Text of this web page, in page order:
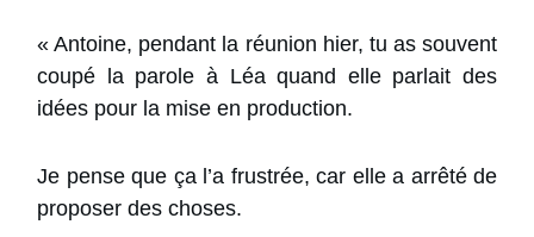
« Antoine, pendant la réunion hier, tu as souvent
coupé la parole à Léa quand elle parlait des
idées pour la mise en production.
Je pense que ça l’a frustrée, car elle a arrêté de
proposer des choses.